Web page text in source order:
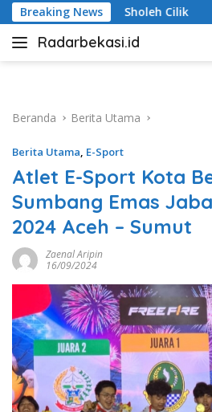
Langsung
ke
konten
Breaking News
Cilik Tanggapi Rencana
Radarbekasi.id
Berita
Beranda
Berita Utama
Berita Utama, E-Sport
Atlet E-Sport Kota
Sumbang Emas
2024 Aceh – Sumut
Zaenal Aripin
16/09/2024